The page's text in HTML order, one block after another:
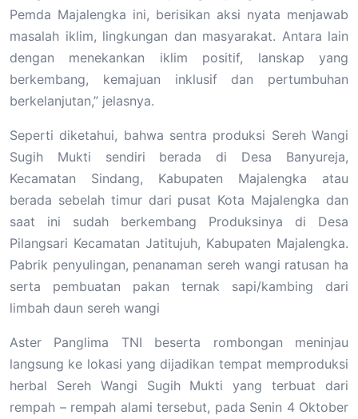
Pemda Majalengka ini, berisikan aksi nyata menjawab
masalah iklim, lingkungan dan masyarakat. Antara lain
dengan menekankan iklim positif, lanskap yang
berkembang, kemajuan inklusif dan pertumbuhan
berkelanjutan,” jelasnya.
Seperti diketahui, bahwa sentra produksi Sereh Wangi
Sugih Mukti sendiri berada di Desa Banyureja,
Kecamatan Sindang, Kabupaten Majalengka atau
berada sebelah timur dari pusat Kota Majalengka dan
saat ini sudah berkembang Produksinya di Desa
Pilangsari Kecamatan Jatitujuh, Kabupaten Majalengka.
Pabrik penyulingan, penanaman sereh wangi ratusan ha
serta pembuatan pakan ternak sapi/kambing dari
limbah daun sereh wangi
Aster Panglima TNI beserta rombongan meninjau
langsung ke lokasi yang dijadikan tempat memproduksi
herbal Sereh Wangi Sugih Mukti yang terbuat dari
rempah – rempah alami tersebut, pada Senin 4 Oktober